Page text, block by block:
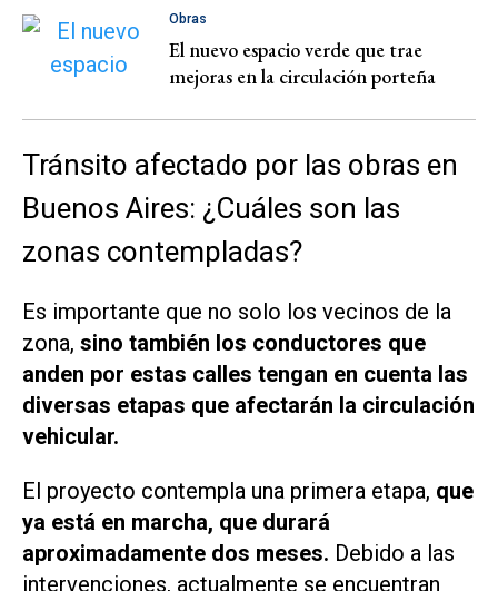
Obras
El nuevo espacio verde que trae
mejoras en la circulación porteña
Tránsito afectado por las obras en
Buenos Aires: ¿Cuáles son las
zonas contempladas?
Es importante que no solo los vecinos de la
zona, sino también los conductores que
anden por estas calles tengan en cuenta las
diversas etapas que afectarán la circulación
vehicular.
El proyecto contempla una primera etapa, que
ya está en marcha, que durará
aproximadamente dos meses. Debido a las
intervenciones, actualmente se encuentran